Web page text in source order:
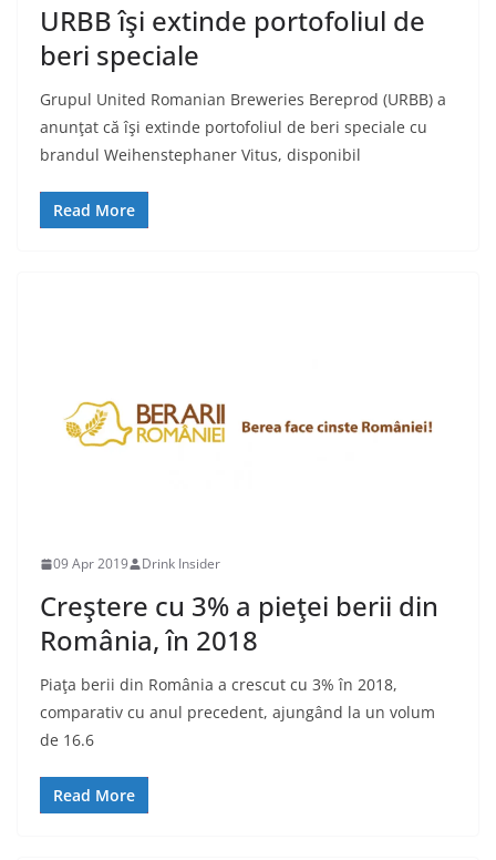
URBB îşi extinde portofoliul de
beri speciale
Grupul United Romanian Breweries Bereprod (URBB) a
anunţat că îşi extinde portofoliul de beri speciale cu
brandul Weihenstephaner Vitus, disponibil
Read More
09 Apr 2019 Drink Insider
Creştere cu 3% a pieţei berii din
România, în 2018
Piaţa berii din România a crescut cu 3% în 2018,
comparativ cu anul precedent, ajungând la un volum
de 16.6
Read More